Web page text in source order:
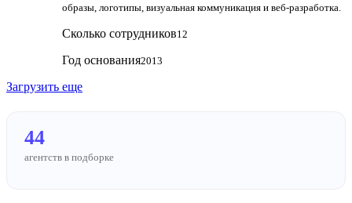
образы, логотипы, визуальная коммуникация и веб-разработка.
Сколько сотрудников12
Год основания2013
Загрузить еще
44
агентств в подборке